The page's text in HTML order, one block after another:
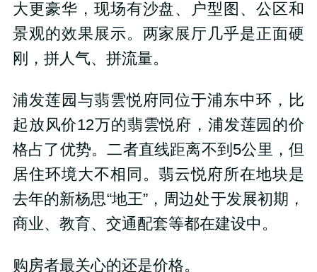
大更豪华，现场有沙盘、户型图、公区和
景观的效果展示。 两家展厅几乎是正面硬
刚，拼人气、拼流量。
浦发莲园与翡雲悦府同位于浦东中环， 比
起放风价12万的翡雲悦府，浦发莲园的价
格占了优势。二者直线距离不到 5公里，但
居住环境大不相同。翡云悦府所在地块是
去年的新杨思“地王”，周边处于发展初期，
商业、教育、交通配套等都在建设中。
购房者最关心的还是价格。